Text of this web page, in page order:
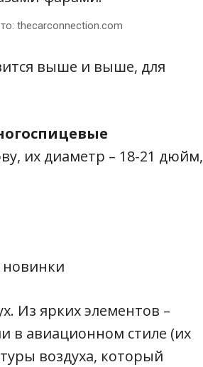
thecarconnection.com
выше и выше, для
их диаметр – 18-21 дюйм,
Из ярких элементов –
в авиационном стиле (их
воздуха, который